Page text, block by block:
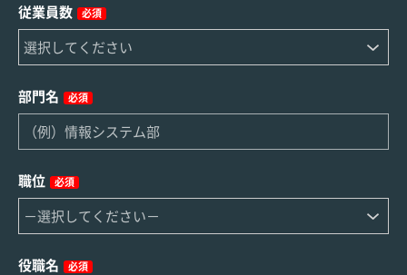
従業員数 必須
部門名 必須
職位 必須
役職名 必須